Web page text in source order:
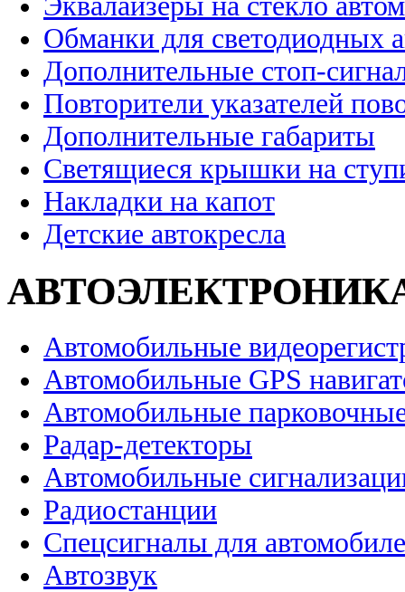
Обманки для светодиодных
Дополнительные стоп-
Повторители указателей
Дополнительные габариты
Светящиеся крышки на
Накладки на капот
Детские автокресла
Автомобильные
Автомобильные GPS
Автомобильные
Радар-детекторы
Автомобильные
Радиостанции
Спецсигналы для
Автозвук